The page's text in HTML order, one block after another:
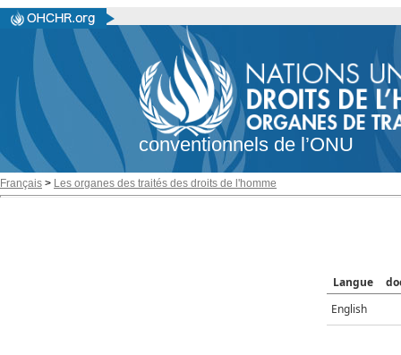
conventionnels de l’ONU
Français > Les organes des traités des droits de l'homme
Langue
English